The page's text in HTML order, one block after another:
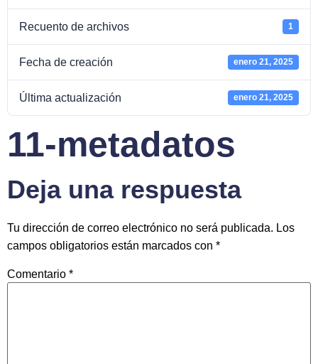
Recuento de archivos 1
Fecha de creación enero 21, 2025
Última actualización enero 21, 2025
11-metadatos
Deja una respuesta
Tu dirección de correo electrónico no será publicada. Los
campos obligatorios están marcados con *
Comentario *